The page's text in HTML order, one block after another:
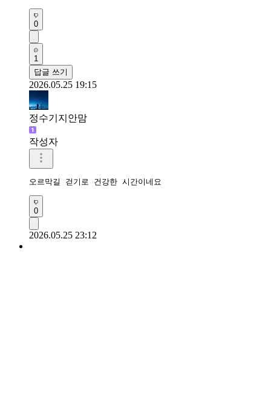
0
1
답글 쓰기
2026.05.25 19:15
정수기지안맘
작성자
오르막길 걷기로 건강한 시간이네요
0
2026.05.25 23:12